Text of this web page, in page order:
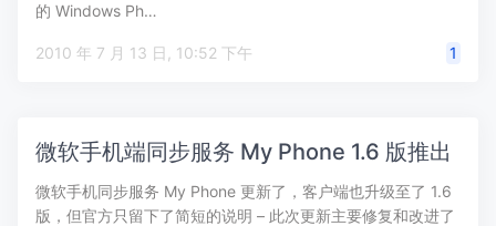
的 Windows Ph…
2010 年 7 月 13 日, 10:52 下午 1
微软手机端同步服务 My Phone 1.6 版推出
微软手机同步服务 My Phone 更新了，客户端也升级至了 1.6
版，但官方只留下了简短的说明 – 此次更新主要修复和改进了